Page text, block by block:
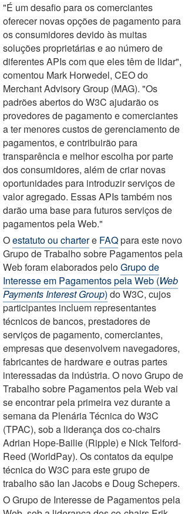
"É um desafio para os comerciantes
oferecer novas opções de pagamento para
os consumidores devido às muitas
soluções proprietárias e ao número de
diferentes APIs com que eles têm de lidar",
comentou Mark Horwedel, CEO do
Merchant Advisory Group (MAG). "Os
padrões abertos do W3C ajudarão os
provedores de pagamento e comerciantes
a ter menores custos de gerenciamento de
pagamentos, e contribuirão para
transparência e melhor escolha por parte
dos consumidores, além de criar novas
oportunidades para introduzir serviços de
valor agregado. Essas APIs também nos
darão uma base para futuros serviços de
pagamentos pela Web."
Oestatuto ou chartere FAQpara este novo
Grupo de Trabalho sobre Pagamentos pela
Web foram elaborados peloGrupo de
Interesse em Pagamentos pela Web (Web
Payments Interest Group) do W3C, cujos
participantes incluem representantes
técnicos de bancos, prestadores de
serviços de pagamento, comerciantes,
empresas que desenvolvem navegadores,
fabricantes de hardware e outras partes
interessadas da indústria. O novo Grupo de
Trabalho sobre Pagamentos pela Web vai
se encontrar pela primeira vez durante a
semana da Plenária Técnica do W3C
(TPAC), sob a liderança dos co-chairs
Adrian Hope-Bailie (Ripple) e Nick Telford-
Reed (WorldPay). Os contatos da equipe
técnica do W3C para este grupo de
trabalho são Ian Jacobs e Doug Schepers.
O Grupo de Interesse de Pagamentos pela